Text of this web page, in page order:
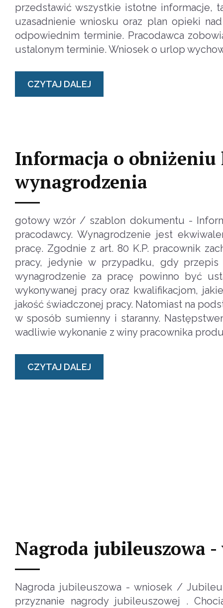
przedstawić wszystkie istotne informacje,
uzasadnienie wniosku oraz plan opieki
odpowiednim terminie. Pracodawca
ustalonym terminie. Wniosek o urlop
CZYTAJ DALEJ
Informacja o
wynagrodzenia
gotowy wzór / szablon dokumentu -
pracodawcy. Wynagrodzenie jest
pracę. Zgodnie z art. 80 K.P. pracownik
pracy, jedynie w przypadku, gdy przepis
wynagrodzenie za pracę powinno być
wykonywanej pracy oraz kwalifikacjom,
jakość świadczonej pracy. Natomiast na
w sposób sumienny i staranny.
wadliwie wykonanie z winy pracownika
CZYTAJ DALEJ
Nagroda jubileuszowa
Nagroda jubileuszowa - wniosek /
przyznanie nagrody jubileuszowej .